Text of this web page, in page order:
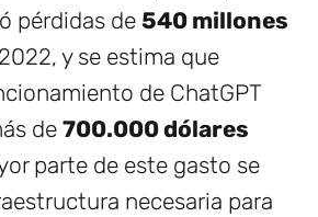
pérdidas de 540 millones
y se estima que
de ChatGPT
de 700.000 dólares
parte de este gasto se
necesaria para